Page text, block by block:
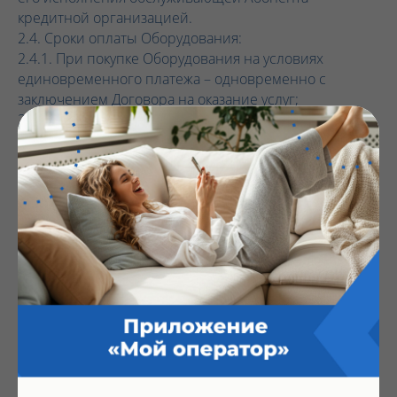
кредитной организацией.
2.4. Сроки оплаты Оборудования:
2.4.1. При покупке Оборудования на условиях
единовременного платежа – одновременно с
заключением Договора на оказание услуг;
2.4.2. При покупке Оборудования на условиях
рассрочки платежа – в сроки, установленные
Договором на оказание услуг.
2.5. При покупке Оборудования на условиях
рассрочки платежа Абонент ежемесячно, не позднее
даты начала нового расчетного периода по Договору
на оказание услуг, перечисляет на свой Лицевой счет
денежные средства в размере ежемесячного
платежа по рассрочке, установленного в Договоре на
оказание услуг и/или Акте выполненных работ и
передачи оборудования.
2.6. Абонент вправе в любой момент досрочно
выплатить стоимость Оборудования,